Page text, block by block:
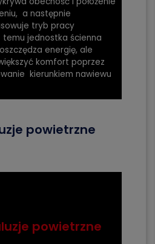
a następnie
tryb pracy
jednostka ścienna
energię, ale
komfort poprzez
kierunkiem nawiewu
powietrzne
powietrzne